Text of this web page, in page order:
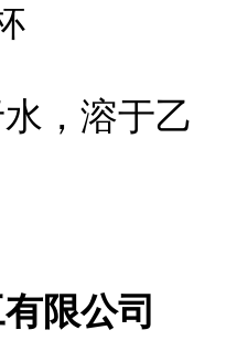
，溶于乙
限公司